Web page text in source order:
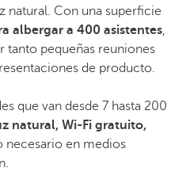
natural. Con una superficie
albergar a 400 asistentes,
tanto pequeñas reuniones
de producto.
que van desde 7 hasta 200
natural, Wi-Fi gratuito,
necesario en medios